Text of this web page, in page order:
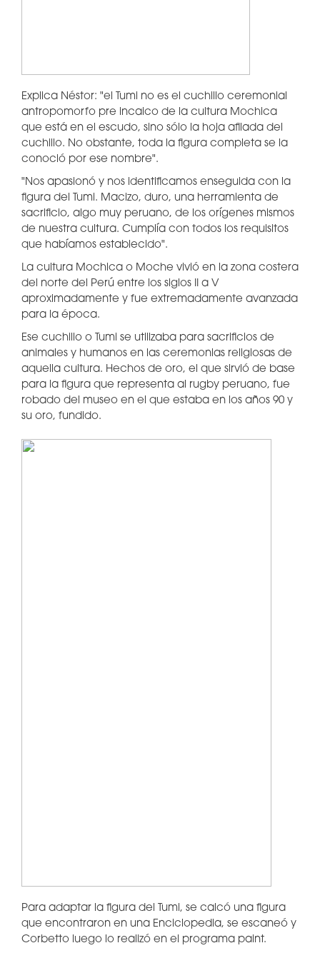
Explica Néstor: "el Tumi no es el cuchillo ceremonial
antropomorfo pre incaico de la cultura Mochica
que está en el escudo, sino sólo la hoja afilada del
cuchillo. No obstante, toda la figura completa se la
conoció por ese nombre".
"Nos apasionó y nos identificamos enseguida con la
figura del Tumi. Macizo, duro, una herramienta de
sacrificio, algo muy peruano, de los orígenes mismos
de nuestra cultura. Cumplía con todos los requisitos
que habíamos establecido".
La cultura Mochica o Moche vivió en la zona costera
del norte del Perú entre los siglos II a V
aproximadamente y fue extremadamente avanzada
para la época.
Ese cuchillo o Tumi se utilizaba para sacrificios de
animales y humanos en las ceremonias religiosas de
aquella cultura. Hechos de oro, el que sirvió de base
para la figura que representa al rugby peruano, fue
robado del museo en el que estaba en los años 90 y
su oro, fundido.
Para adaptar la figura del Tumi, se calcó una figura
que encontraron en una Enciclopedia, se escaneó y
Corbetto luego lo realizó en el programa paint.